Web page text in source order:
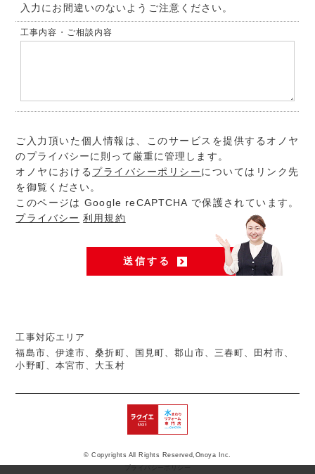
入力にお間違いのないようご注意ください。
工事内容・ご相談内容
ご入力頂いた個人情報は、このサービスを提供するオノヤ
のプライバシーに則って厳重に管理します。
オノヤにおける プライバシーポリシーについてはリンク先
を御覧ください。
このページは Google reCAPTCHA で保護されています。
プライバシー 利用規約
© Copyrights All Rights Reserved,Onoya Inc.
工事対応エリア
福島市、伊達市、桑折町、国見町、郡山市、三春町、田村市、
小野町、本宮市、大玉村